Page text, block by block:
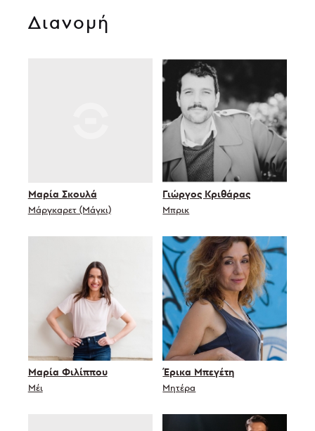
Διανομή
Μαρία Σκουλά
Μάργκαρετ (Μάγκι)
Γιώργος Κριθάρας
Μπρικ
Μαρία Φιλίππου
Μέι
Έρικα Μπεγέτη
Μητέρα